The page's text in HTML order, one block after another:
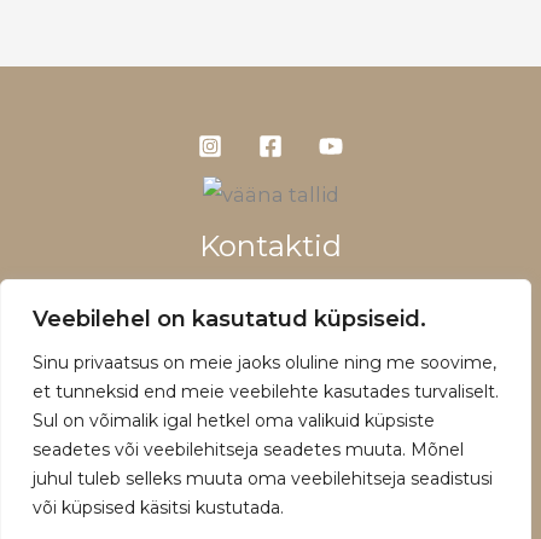
Veebilehel on kasutatud küpsiseid.
Sinu privaatsus on meie jaoks oluline ning me soovime,
et tunneksid end meie veebilehte kasutades turvaliselt.
Sul on võimalik igal hetkel oma valikuid küpsiste
seadetes või veebilehitseja seadetes muuta. Mõnel
juhul tuleb selleks muuta oma veebilehitseja seadistusi
või küpsised käsitsi kustutada.
Kontaktid
+372 5660 1028
Müügitingimused ja privaatsuspoliitika
Copyright © 2026 | Powered by Vääna Tallid